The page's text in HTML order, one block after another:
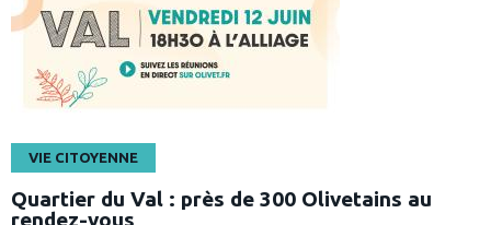
VIE CITOYENNE
Quartier du Val : près de 300 Olivetains au
rendez-vous